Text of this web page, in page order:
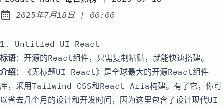
Published:
2025年7月18日| at
00:00
1. Untitled UI React
标语：开源的React组件，只需复制粘贴，就能快速搭建。
介绍：《无标题UI React》是全球最大的开源React组件
库，采用Tailwind CSS和React Aria构建。有了它，你可
以省去几个月的设计和开发时间，因为这里包含了设计现代UI